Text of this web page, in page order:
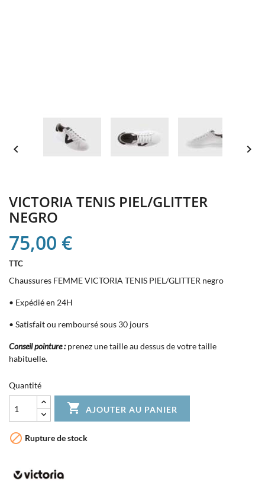
 
VICTORIA TENIS PIEL/GLITTER
NEGRO
75,00 €
TTC
Chaussures FEMME VICTORIA TENIS PIEL/GLITTER negro
• Expédié en 24H
• Satisfait ou remboursé sous 30 jours
Conseil pointure :prenez une taille au dessus de votre taille
habituelle.
Quantité
 AJOUTER AU PANIER
 Rupture de stock